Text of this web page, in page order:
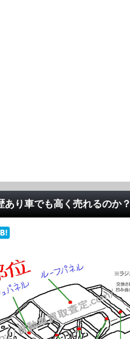
あり車でも高く売れるのか？